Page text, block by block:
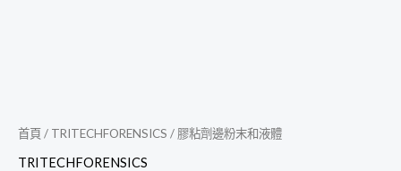
首頁/ TRITECHFORENSICS / 膠粘劑邊粉末和液體
TRITECHFORENSICS